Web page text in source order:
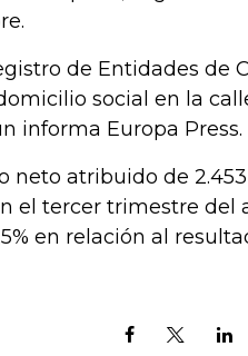
de Entidades de
social en la
informa Europa Press.
neto atribuido de
el tercer trimestre del
en relación al